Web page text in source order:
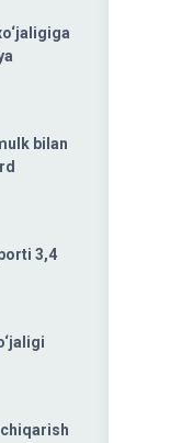
bilan
3,4